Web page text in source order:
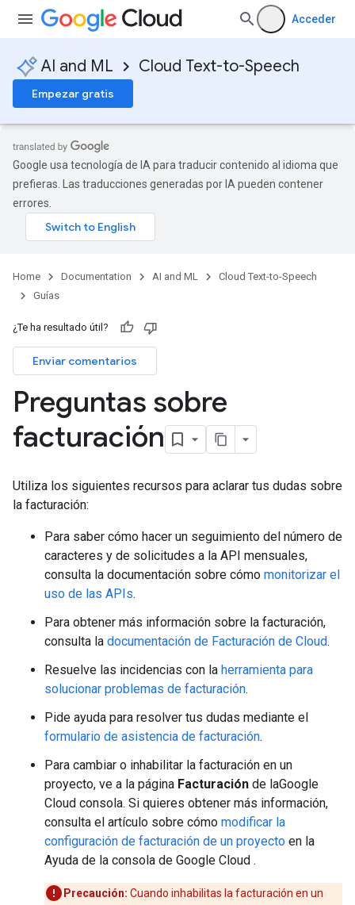
Acceder
AI and ML Cloud Text-to-Speech
Empezar gratis
Google usa tecnología de IA para traducir contenido al idioma que
prefieras. Las traducciones generadas por IA pueden contener
errores.
Home Documentation AI and ML
Cloud Text-to-Speech
Guías
¿Te ha resultado útil?
Enviar comentarios
Preguntas sobre
facturación
Utiliza los siguientes recursos para aclarar tus dudas sobre
la facturación:
Para saber cómo hacer un seguimiento del número de
caracteres y de solicitudes a la API mensuales,
consulta la documentación sobre cómo monitorizar el
uso de las APIs.
Para obtener más información sobre la facturación,
consulta la documentación de Facturación de Cloud.
Resuelve las incidencias con la herramienta para
solucionar problemas de facturación.
Pide ayuda para resolver tus dudas mediante el
formulario de asistencia de facturación.
Para cambiar o inhabilitar la facturación en un
proyecto, ve a la página Facturación de laGoogle
Cloud consola. Si quieres obtener más información,
consulta el artículo sobre cómo modificar la
configuración de facturación de un proyecto en la
Ayuda de la consola de Google Cloud .
Precaución: Cuando inhabilitas la facturación en un